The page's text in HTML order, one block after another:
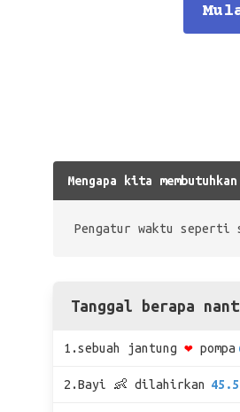
Mengapa kita
Pengatur waktu seperti
Tanggal berapa
1.sebuah jantung ❤ pompa
2.Bayi 👶 dilahirkan